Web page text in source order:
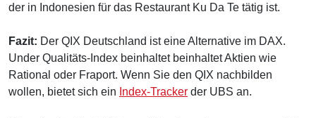
der in Indonesien für das Restaurant Ku Da Te tätig ist.
Fazit: Der QIX Deutschland ist eine Alternative im DAX.
Under Qualitäts-Index beinhaltet beinhaltet Aktien wie
Rational oder Fraport. Wenn Sie den QIX nachbilden
wollen, bietet sich ein Index-Tracker der UBS an.